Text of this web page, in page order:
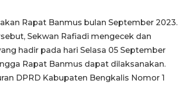
Rapat Banmus bulan September 2023.
Sekwan Rafiadi mengecek dan
hadir pada hari Selasa 05 September
Rapat Banmus dapat dilaksanakan.
DPRD Kabupaten Bengkalis Nomor 1
Penanaman 3000 batang
bakau merah di Dumai